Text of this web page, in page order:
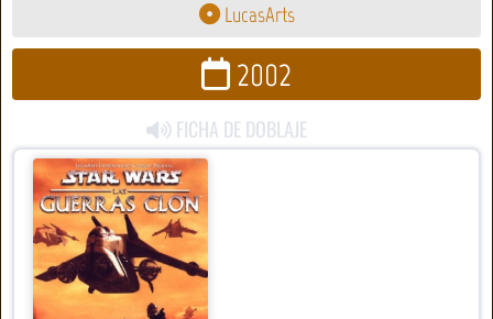
LucasArts
2002
FICHA DE DOBLAJE